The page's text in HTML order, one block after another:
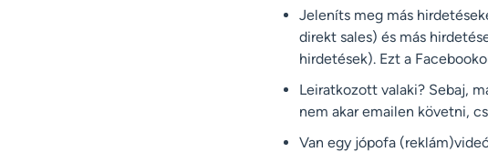
Jeleníts meg más
direkt sales) és más
hirdetések). Ezt a
Leiratkozott valaki? Sebaj,
nem akar emailen követni,
Van egy jópofa